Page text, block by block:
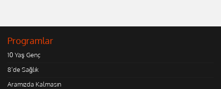
Programlar
10 Yaş Genç
8'de Sağlık
Aramızda Kalmasın